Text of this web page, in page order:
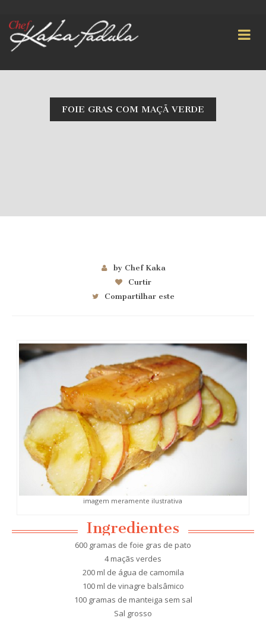
FOIE GRAS COM MAÇÃ VERDE
by Chef Kaka
Curtir
Compartilhar este
imagem meramente ilustrativa
Ingredientes
600 gramas de foie gras de pato
4 maçãs verdes
200 ml de água de camomila
100 ml de vinagre balsâmico
100 gramas de manteiga sem sal
Sal grosso